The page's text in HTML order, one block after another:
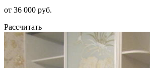
от 36 000 руб.
Рассчитать